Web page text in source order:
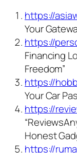
https://
Your
https://
Financing
Freedom”
https://
Your Car
https://
Honest
https://